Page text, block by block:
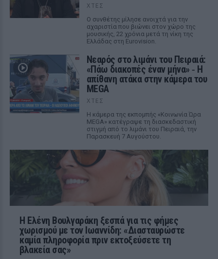
ΧΤΕΣ
Ο συνθέτης μίλησε ανοιχτά για την
αχαριστία που βιώνει στον χώρο της
μουσικής, 22 χρόνια μετά τη νίκη της
Ελλάδας στη Eurovision.
Νεαρός στο λιμάνι του Πειραιά:
«Πάω διακοπές έναν μήνα» ‑ Η
απίθανη ατάκα στην κάμερα του
MEGA
ΧΤΕΣ
Η κάμερα της εκπομπής «Κοινωνία Ώρα
MEGA» κατέγραψε τη διασκεδαστική
στιγμή από το λιμάνι του Πειραιά, την
Παρασκευή 7 Αυγούστου.
Η Ελένη Βουλγαράκη ξεσπά για τις φήμες
χωρισμού με τον Ιωαννίδη: «Διασταυρώστε
καμία πληροφορία πριν εκτοξεύσετε τη
βλακεία σας»